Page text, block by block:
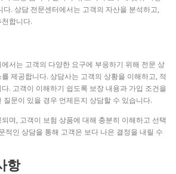
다. 상담 전문센터에서는 고객의 자산을 분석하고,
합니다.
서는 고객의 다양한 요구에 부응하기 위해 전문 상
제공합니다. 상담사는 고객의 상황을 이해하고, 적
. 고객이 이해하기 쉽도록 보장 내용과 가입 조건을
문이 있을 경우 언제든지 상담할 수 있습니다.
며, 고객이 보험 상품에 대해 충분히 이해하고 선택
적인 상담을 통해 고객은 보다 나은 결정을 내릴 수
항